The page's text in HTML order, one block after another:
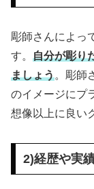
彫師さんによっ
す。 自分が彫り
ましょう。彫師
のイメージにプ
想像以上に良い
2)経歴や実